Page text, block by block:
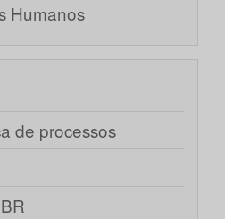
Humanos
de processos